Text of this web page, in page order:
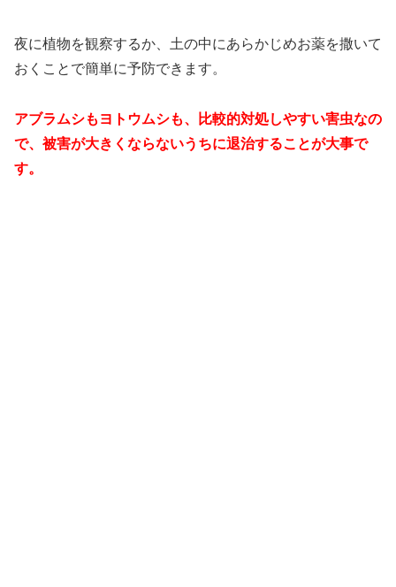
夜に植物を観察するか、土の中にあらかじめお薬を撒いて
おくことで簡単に予防できます。
アブラムシもヨトウムシも、比較的対処しやすい害虫なの
で、被害が大きくならないうちに退治することが大事で
す。